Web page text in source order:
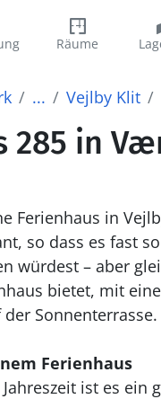
Räume
... Vejlby Klit
285 in
Ferienhaus in
so dass es fast
würdest – aber
bietet, mit
Sonnenterrasse.
Ferienhaus
ist es